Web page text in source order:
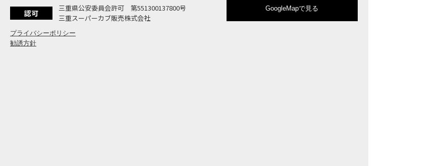
「CRF250L」「CRF250 RALLY」をフルモデルチェンジし発表！
認可
三重県公安委員会許可 第551300137800号
三重スーパーカブ販売株式会社
プライバシーポリシー
勧誘方針
GoogleMapで見る